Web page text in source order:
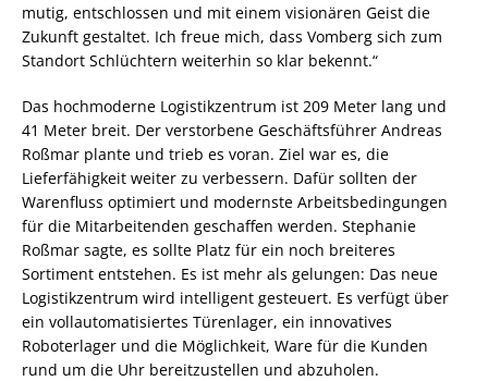
mutig, entschlossen und mit einem visionären Geist die
Zukunft gestaltet. Ich freue mich, dass Vomberg sich zum
Standort Schlüchtern weiterhin so klar bekennt.“
Das hochmoderne Logistikzentrum ist 209 Meter lang und
41 Meter breit. Der verstorbene Geschäftsführer Andreas
Roßmar plante und trieb es voran. Ziel war es, die
Lieferfähigkeit weiter zu verbessern. Dafür sollten der
Warenfluss optimiert und modernste Arbeitsbedingungen
für die Mitarbeitenden geschaffen werden. Stephanie
Roßmar sagte, es sollte Platz für ein noch breiteres
Sortiment entstehen. Es ist mehr als gelungen: Das neue
Logistikzentrum wird intelligent gesteuert. Es verfügt über
ein vollautomatisiertes Türenlager, ein innovatives
Roboterlager und die Möglichkeit, Ware für die Kunden
rund um die Uhr bereitzustellen und abzuholen.